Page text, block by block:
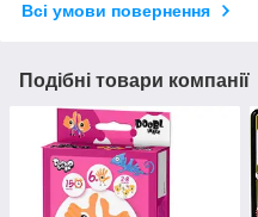
Всі умови повернення
Подібні товари компанії